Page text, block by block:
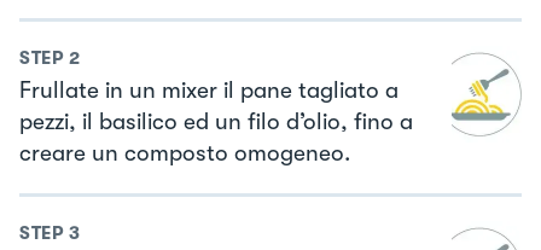
STEP 2
Frullate in un mixer il pane tagliato a
pezzi, il basilico ed un filo d’olio, fino a
creare un composto omogeneo.
STEP 3